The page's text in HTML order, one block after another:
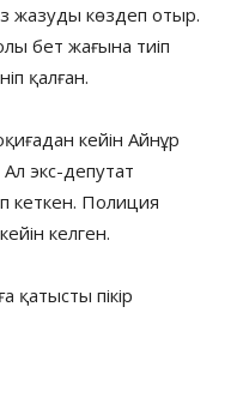
жазуды көздеп отыр.
бет жағына тиіп
қалған.
кейін Айнұр
экс-депутат
кеткен. Полиция
келген.
қатысты пікір